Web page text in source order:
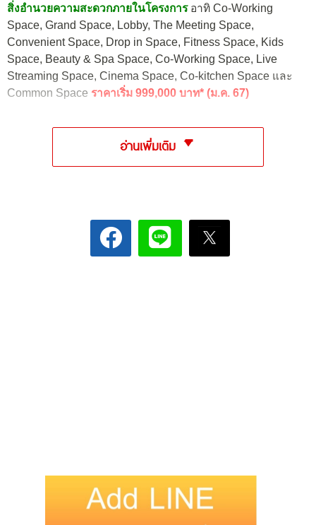
สิ่งอำนวยความสะดวกภายในโครงการ อาทิ Co-Working
Space, Grand Space, Lobby, The Meeting Space,
Convenient Space, Drop in Space, Fitness Space, Kids
Space, Beauty & Spa Space, Co-Working Space, Live
Streaming Space, Cinema Space, Co-kitchen Space และ
Common Space ราคาเริ่ม 999,000 บาท* (ม.ค. 67)
อ่านเพิ่มเติม